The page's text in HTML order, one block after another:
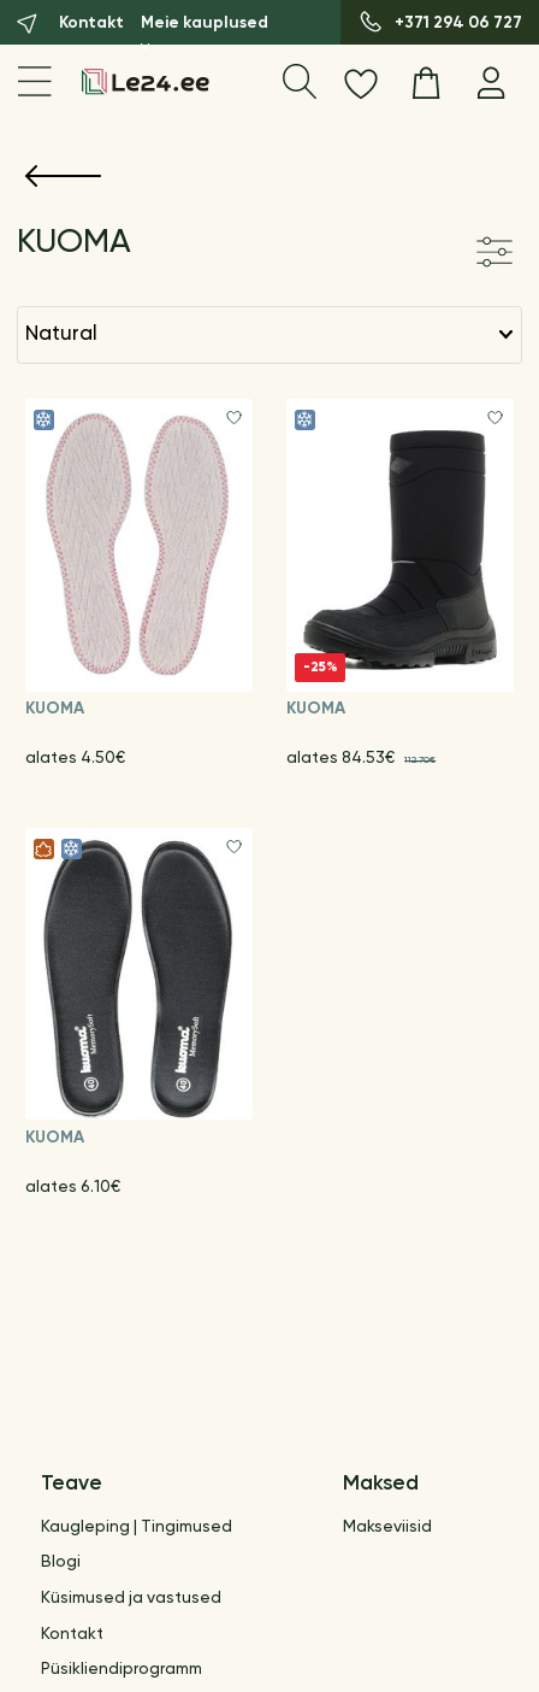
Kontakt Meie kauplused +371 294 06 727
KUOMA
natural
KUOMA
alates 4.50€
-25%
KUOMA
alates 84.53€ 112.70€
KUOMA
alates 6.10€
Teave
Kaugleping | Tingimused
Blogi
Küsimused ja vastused
Kontakt
Püsikliendiprogramm
Maksed
Makseviisid